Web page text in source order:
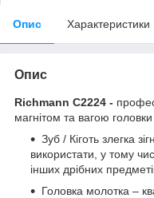
Опис Характеристики
Опис
Richmann C2224 -
магнітом та вагою головки
Зуб / Кіготь злегка
використати, у тому
інших дрібних
Головка молотка –